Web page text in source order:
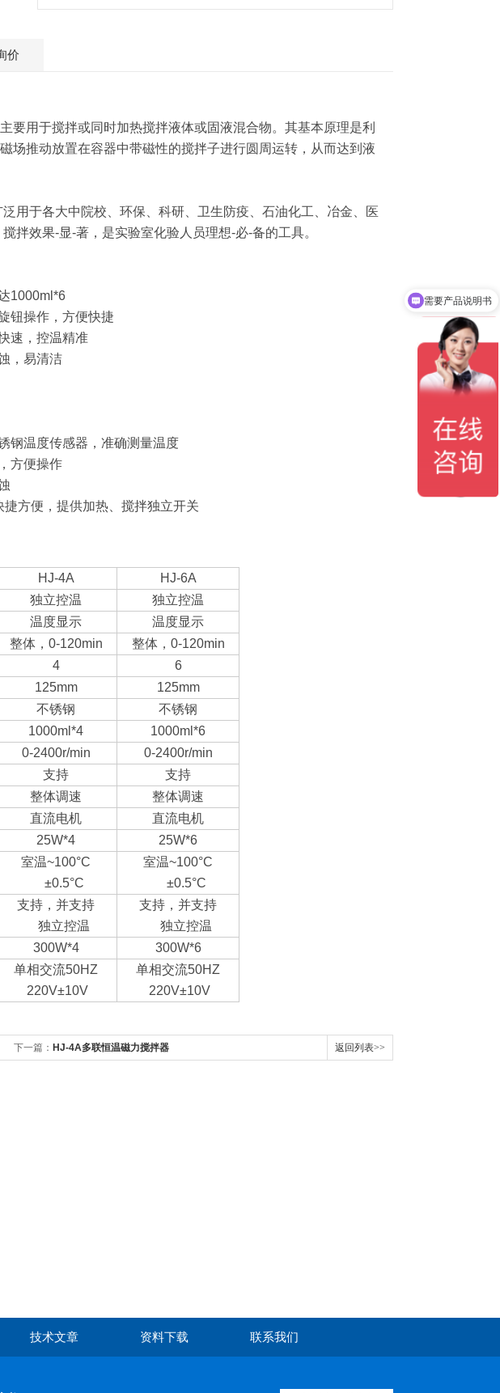
价
要用于搅拌或同时加热搅拌液体或固液混合物。其基本原理是利
场推动放置在容器中带磁性的搅拌子进行圆周运转，从而达到液
用于各大中院校、环保、科研、卫生防疫、石油化工、冶金、医
拌效果-显-著，是实验室化验人员理想-必-备的工具。
1000ml*6
钮操作，方便快捷
速，控温精准
，易清洁
钢温度传感器，准确测量温度
方便操作
方便，提供加热、搅拌独立开关
HJ-4A
HJ-6A
独立控温
独立控温
温度显示
温度显示
整体，0-120min
整体，0-120min
4
6
125mm
125mm
不锈钢
不锈钢
1000ml*4
1000ml*6
0-2400r/min
0-2400r/min
支持
支持
整体调速
整体调速
直流电机
直流电机
25W*4 25W*6
室温~100°C
±0.5°C
室温~100°C
±0.5°C
支持，并支持
独立控温
支持，并支持
独立控温
300W*4 300W*6
单相交流50HZ
220V±10V
单相交流50HZ
220V±10V
下一篇： HJ-4A多联恒温磁力搅拌器 返回列表>>
技术文章 资料下载 联系我们
可以介绍下你们的产品么？